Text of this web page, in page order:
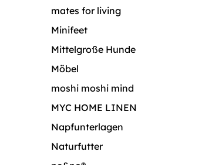
mates for living
Minifeet
Mittelgroße Hunde
Möbel
moshi moshi mind
MYC HOME LINEN
Napfunterlagen
Naturfutter